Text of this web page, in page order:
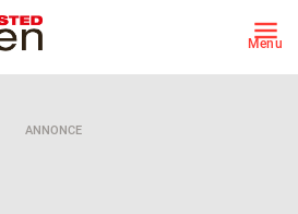
Menu
ANNONCE